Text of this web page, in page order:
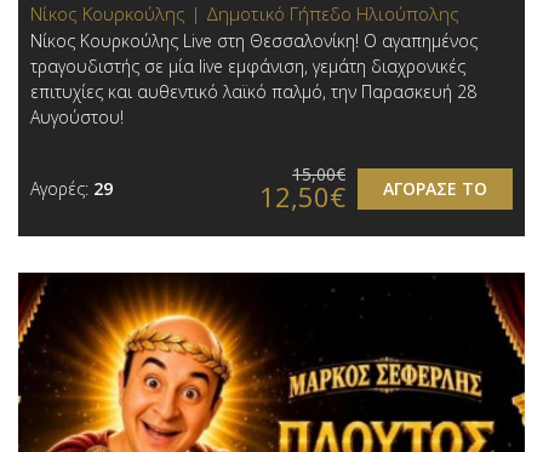
Νίκος Κουρκούλης | Δημοτικό Γήπεδο Ηλιούπολης
Νίκος Κουρκούλης Live στη Θεσσαλονίκη! Ο αγαπημένος
τραγουδιστής σε μία live εμφάνιση, γεμάτη διαχρονικές
επιτυχίες και αυθεντικό λαϊκό παλμό, την Παρασκευή 28
Αυγούστου!
Αγορές: 29 ΑΓΟΡΑΣΕ ΤΟ
15,00€
12,50€